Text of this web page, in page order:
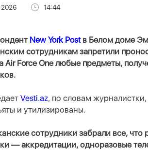
2026 14:44
New York Postв Белом доме
сотрудникам запретили
Air Force One любые предметы,
Vesti.az, по словам
и утилизированы.
сотрудники забрали все, что
— аккредитации, одноразовые